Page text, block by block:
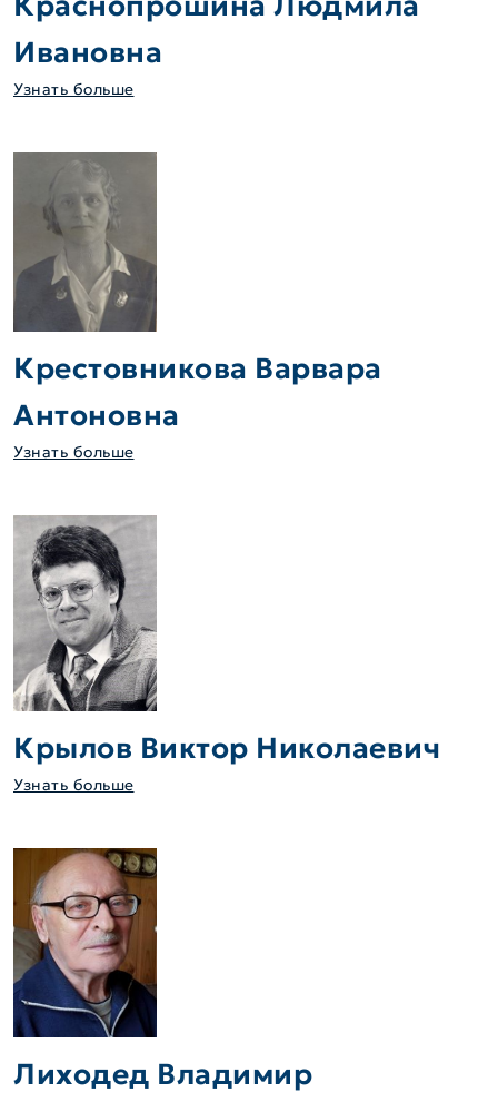
Ивановна
Узнать больше
Крестовникова Варвара
Антоновна
Узнать больше
Крылов Виктор Николаевич
Узнать больше
Лиходед Владимир